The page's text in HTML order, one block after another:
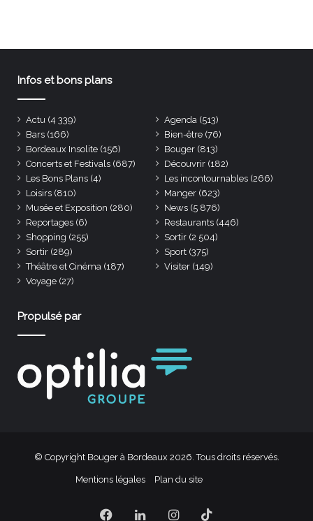
Infos et bons plans
Actu (4 339) Agenda (513)
Bars (166) Bien-être (76)
Bordeaux Insolite (156) Bouger (813)
Concerts et Festivals (687) Découvrir (182)
Les Bons Plans (4) Les incontournables (266)
Loisirs (810) Manger (623)
Musée et Exposition (280) News (5 876)
Reportages (6) Restaurants (446)
Shopping (255) Sortir (2 504)
Sortir (289) Sport (375)
Théâtre et Cinéma (187) Visiter (149)
Voyage (27)
Propulsé par
© Copyright Bouger à Bordeaux 2026. Tous droits réservés.
Mentions légales Plan du site
Facebook
LinkedinInstagram